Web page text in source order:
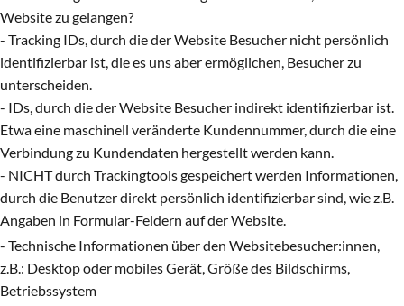
Website zu gelangen?
- Tracking IDs, durch die der Website Besucher nicht persönlich
identifizierbar ist, die es uns aber ermöglichen, Besucher zu
unterscheiden.
- IDs, durch die der Website Besucher indirekt identifizierbar ist.
Etwa eine maschinell veränderte Kundennummer, durch die eine
Verbindung zu Kundendaten hergestellt werden kann.
- NICHT durch Trackingtools gespeichert werden Informationen,
durch die Benutzer direkt persönlich identifizierbar sind, wie z.B.
Angaben in Formular-Feldern auf der Website.
- Technische Informationen über den Websitebesucher:innen,
z.B.: Desktop oder mobiles Gerät, Größe des Bildschirms,
Betriebssystem